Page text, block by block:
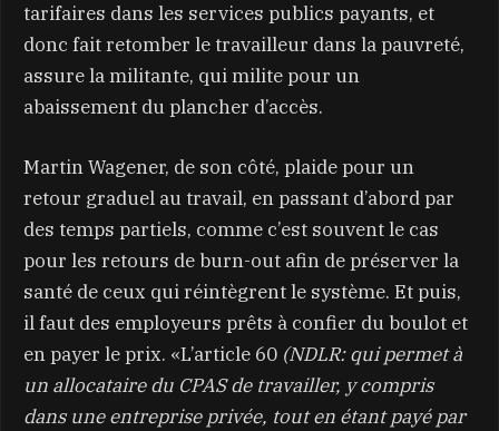
tarifaires dans les services publics payants, et
donc fait retomber le travailleur dans la pauvreté,
assure la militante, qui milite pour un
abaissement du plancher d’accès.
Martin Wagener, de son côté, plaide pour un
retour graduel au travail, en passant d’abord par
des temps partiels, comme c’est souvent le cas
pour les retours de burn-out afin de préserver la
santé de ceux qui réintègrent le système. Et puis,
il faut des employeurs prêts à confier du boulot et
en payer le prix. «L’article 60 (NDLR: qui permet à
un allocataire du CPAS de travailler, y compris
dans une entreprise privée, tout en étant payé par